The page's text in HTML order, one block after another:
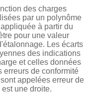
des charges
par un polynôme
à partir du
pour une valeur
Les écarts
des indications
et celles données
erreurs de conformité
appelées erreur de
une droite.